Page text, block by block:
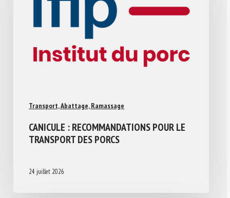
Transport, Abattage, Ramassage
CANICULE : RECOMMANDATIONS POUR LE
TRANSPORT DES PORCS
24 juillet 2026